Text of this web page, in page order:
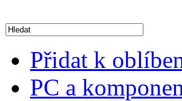
Přidat k
PC a